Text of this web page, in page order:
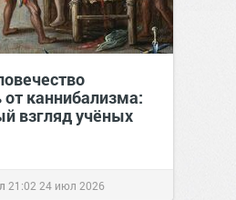
от каннибализма:
взгляд учёных
21:02 24 июл 2026